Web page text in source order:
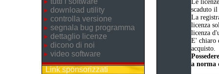
download utility
controlla versione
segnala bug programma
dettaglio licenze
dicono di noi
video software
Link sponsorizzati
Le
scaduto
La
licenza
licenza
E' chiaro
acquisto.
a norma